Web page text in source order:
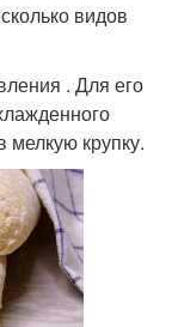
видов
. Для его
мелкую крупку.